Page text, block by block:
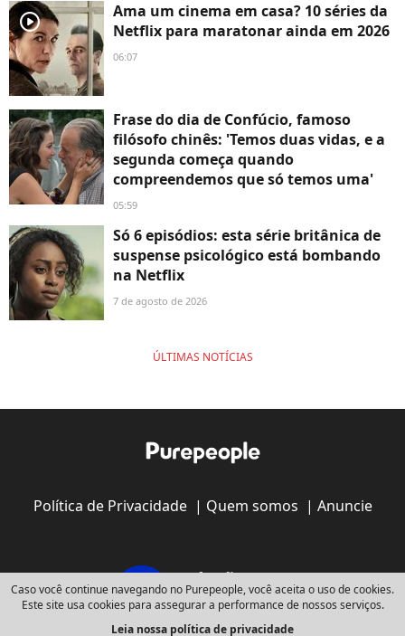
player2
Ama um cinema em casa? 10 séries da
Netflix para maratonar ainda em 2026
06:07
Frase do dia de Confúcio, famoso
filósofo chinês: 'Temos duas vidas, e a
segunda começa quando
compreendemos que só temos uma'
05:59
Só 6 episódios: esta série britânica de
suspense psicológico está bombando
na Netflix
7 de agosto de 2026
ÚLTIMAS NOTÍCIAS
Política de Privacidade| Quem somos | Anuncie
Caso você continue navegando no Purepeople, você aceita o uso de cookies.
Este site usa cookies para assegurar a performance de nossos serviços.
Leia nossa política de privacidade